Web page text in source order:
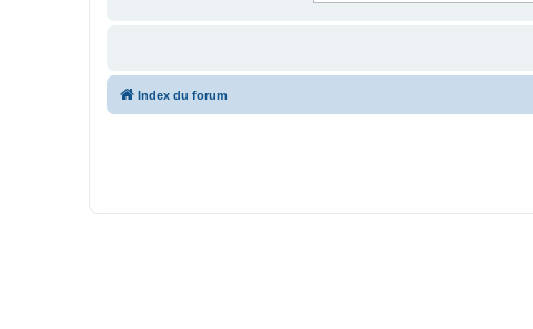
Index du forum